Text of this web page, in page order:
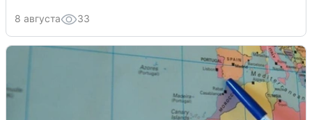
8 августа 33